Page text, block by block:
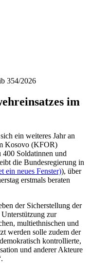
354/2026
im
ein weiteres Jahr an
Kosovo (KFOR)
Soldatinnen und
die Bundesregierung in
ein neues Fenster)), über
erstmals beraten
der Sicherstellung der
zur
multiethnischen und
werden solle zudem der
kontrollierte,
und anderer Akteure